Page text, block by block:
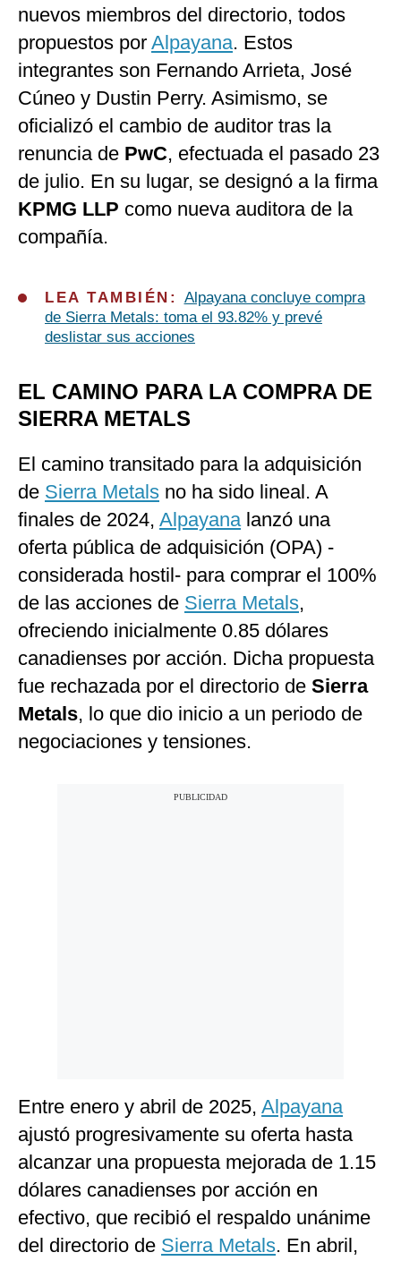
nuevos miembros del directorio, todos
propuestos por Alpayana. Estos
integrantes son Fernando Arrieta, José
Cúneo y Dustin Perry. Asimismo, se
oficializó el cambio de auditor tras la
renuncia de PwC, efectuada el pasado 23
de julio. En su lugar, se designó a la firma
KPMG LLP como nueva auditora de la
compañía.
LEA TAMBIÉN: Alpayana concluye compra
de Sierra Metals: toma el 93.82% y prevé
deslistar sus acciones
EL CAMINO PARA LA COMPRA DE
SIERRA METALS
El camino transitado para la adquisición
de Sierra Metals no ha sido lineal. A
finales de 2024, Alpayanalanzó una
oferta pública de adquisición (OPA) -
considerada hostil- para comprar el 100%
de las acciones de Sierra Metals,
ofreciendo inicialmente 0.85 dólares
canadienses por acción. Dicha propuesta
fue rechazada por el directorio de Sierra
Metals, lo que dio inicio a un periodo de
negociaciones y tensiones.
Entre enero y abril de 2025, Alpayana
ajustó progresivamente su oferta hasta
alcanzar una propuesta mejorada de 1.15
dólares canadienses por acción en
efectivo, que recibió el respaldo unánime
del directorio de Sierra Metals. En abril,